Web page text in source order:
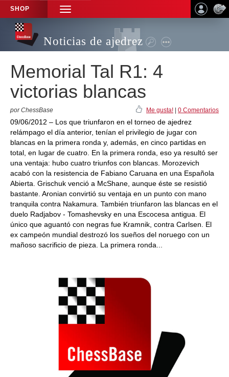
SHOP
TOGGLE
NAVIGATION
Noticias de ajedrez
Memorial Tal R1: 4
victorias blancas
por ChessBase Me gusta! 0 Comentarios
09/06/2012 – Los que triunfaron en el torneo de ajedrez
relámpago el día anterior, tenían el privilegio de jugar con
blancas en la primera ronda y, además, en cinco partidas en
total, en lugar de cuatro. En la primera ronda, eso ya resultó ser
una ventaja: hubo cuatro triunfos con blancas. Morozevich
acabó con la resistencia de Fabiano Caruana en una Española
Abierta. Grischuk venció a McShane, aunque éste se resistió
bastante. Aronian convirtió su ventaja en un punto con mano
tranquila contra Nakamura. También triunfaron las blancas en el
duelo Radjabov - Tomashevsky en una Escocesa antigua. El
único que aguantó con negras fue Kramnik, contra Carlsen. El
ex campeón mundial destrozó los sueños del noruego con un
mañoso sacrificio de pieza. La primera ronda...